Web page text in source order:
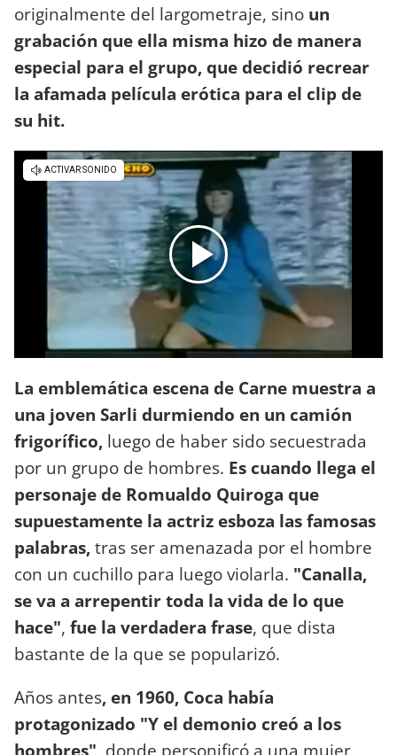
originalmente del largometraje, sino un
grabación que ella misma hizo de manera
especial para el grupo, que decidió recrear
la afamada película erótica para el clip de
su hit.
La emblemática escena de Carne muestra a
una joven Sarli durmiendo en un camión
frigorífico, luego de haber sido secuestrada
por un grupo de hombres. Es cuando llega el
personaje de Romualdo Quiroga que
supuestamente la actriz esboza las famosas
palabras,tras ser amenazada por el hombre
con un cuchillo para luego violarla. "Canalla,
se va a arrepentir toda la vida de lo que
hace", fue la verdadera frase, que dista
bastante de la que se popularizó.
Años antes, en 1960, Coca había
protagonizado "Y el demonio creó a los